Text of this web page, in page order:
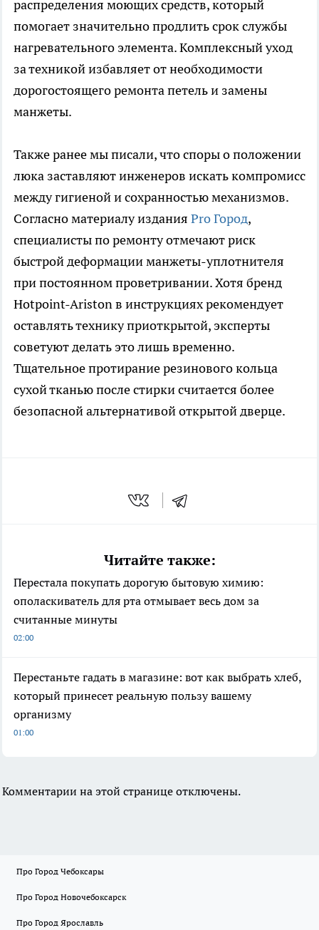
распределения моющих средств, который
помогает значительно продлить срок службы
нагревательного элемента. Комплексный уход
за техникой избавляет от необходимости
дорогостоящего ремонта петель и замены
манжеты.
Также ранее мы писали, что споры о положении
люка заставляют инженеров искать компромисс
между гигиеной и сохранностью механизмов.
Согласно материалу издания Pro Город,
специалисты по ремонту отмечают риск
быстрой деформации манжеты-уплотнителя
при постоянном проветривании. Хотя бренд
Hotpoint-Ariston в инструкциях рекомендует
оставлять технику приоткрытой, эксперты
советуют делать это лишь временно.
Тщательное протирание резинового кольца
сухой тканью после стирки считается более
безопасной альтернативой открытой дверце.
Читайте также:
Перестала покупать дорогую бытовую химию:
ополаскиватель для рта отмывает весь дом за
считанные минуты
02:00
Перестаньте гадать в магазине: вот как выбрать хлеб,
который принесет реальную пользу вашему
организму
01:00
Комментарии на этой странице отключены.
Про Город Чебоксары
Про Город Новочебоксарск
Про Город Ярославль